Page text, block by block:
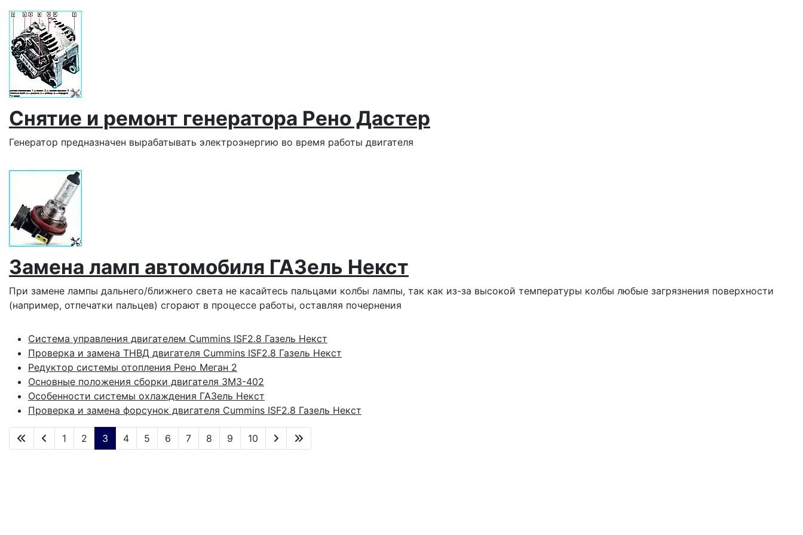
Снятие и ремонт генератора Рено Дастер
Генератор предназначен вырабатывать электроэнергию во время работы двигателя
Замена ламп автомобиля ГАЗель Некст
При замене лампы дальнего/ближнего света не касайтесь пальцами колбы лампы, так как из-за высокой температуры колбы любые загрязнения поверхности
(например, отпечатки пальцев) сгорают в процессе работы, оставляя почернения
Система управления двигателем Cummins ISF2.8 Газель Некст
Проверка и замена ТНВД двигателя Cummins ISF2.8 Газель Некст
Редуктор системы отопления Рено Меган 2
Основные положения сборки двигателя ЗМЗ-402
Особенности системы охлаждения ГАЗель Некст
Проверка и замена форсунок двигателя Cummins ISF2.8 Газель Некст
1 2 3 4 5 6 7 8 9 10